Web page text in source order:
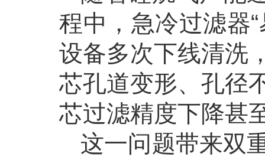
程中，急冷过滤器
设备多次下线清洗
芯孔道变形、孔径
芯过滤精度下降甚
这一问题带来双